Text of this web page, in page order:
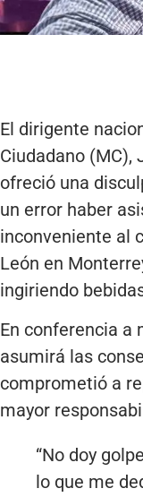
El dirigente
Ciudadano (MC),
ofreció una
un error haber
inconveniente al
León en
ingiriendo
En conferencia a
asumirá las
comprometió a
mayor
“No doy
lo que me